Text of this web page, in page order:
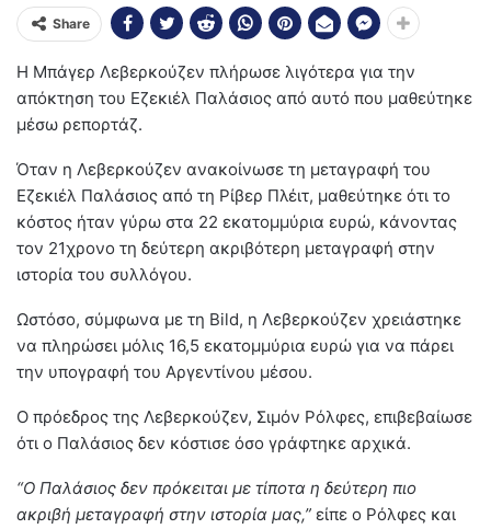
Share
Η Μπάγερ Λεβερκούζεν πλήρωσε λιγότερα για την
απόκτηση του Εζεκιέλ Παλάσιος από αυτό που μαθεύτηκε
μέσω ρεπορτάζ.
Όταν η Λεβερκούζεν ανακοίνωσε τη μεταγραφή του
Εζεκιέλ Παλάσιος από τη Ρίβερ Πλέιτ, μαθεύτηκε ότι το
κόστος ήταν γύρω στα 22 εκατομμύρια ευρώ, κάνοντας
τον 21χρονο τη δεύτερη ακριβότερη μεταγραφή στην
ιστορία του συλλόγου.
Ωστόσο, σύμφωνα με τη Bild, η Λεβερκούζεν χρειάστηκε
να πληρώσει μόλις 16,5 εκατομμύρια ευρώ για να πάρει
την υπογραφή του Αργεντίνου μέσου.
Ο πρόεδρος της Λεβερκούζεν, Σιμόν Ρόλφες, επιβεβαίωσε
ότι ο Παλάσιος δεν κόστισε όσο γράφτηκε αρχικά.
“Ο Παλάσιος δεν πρόκειται με τίποτα η δεύτερη πιο
ακριβή μεταγραφή στην ιστορία μας,” είπε ο Ρόλφες και